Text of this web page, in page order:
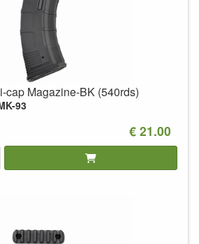
cap Magazine-BK (540rds)
93
€ 21.00